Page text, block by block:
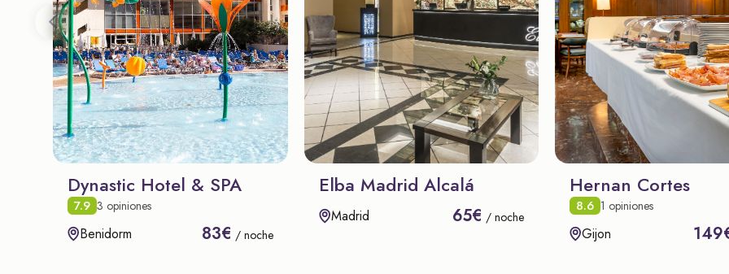
Dynastic Hotel & SPA
7.9 3 opiniones
Benidorm 83€ / noche
Elba Madrid Alcalá
Madrid 65€ / noche
Hernan Cortes
8.6 1 opiniones
Gijon